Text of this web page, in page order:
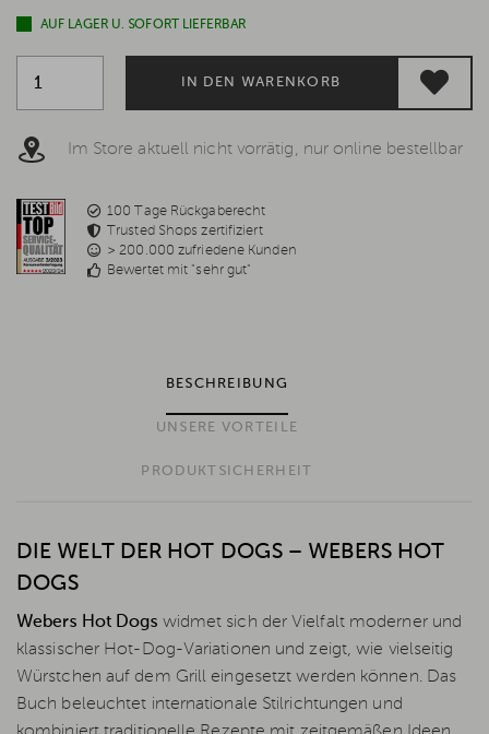
AUF LAGER U. SOFORT LIEFERBAR
IN DEN WARENKORB
Im Store aktuell nicht vorrätig, nur online bestellbar
100 Tage Rückgaberecht
Trusted Shops zertifiziert
> 200.000 zufriedene Kunden
Bewertet mit "sehr gut"
BESCHREIBUNG
UNSERE VORTEILE
PRODUKTSICHERHEIT
DIE WELT DER HOT DOGS – WEBERS HOT
DOGS
Webers Hot Dogs widmet sich der Vielfalt moderner und
klassischer Hot-Dog-Variationen und zeigt, wie vielseitig
Würstchen auf dem Grill eingesetzt werden können. Das
Buch beleuchtet internationale Stilrichtungen und